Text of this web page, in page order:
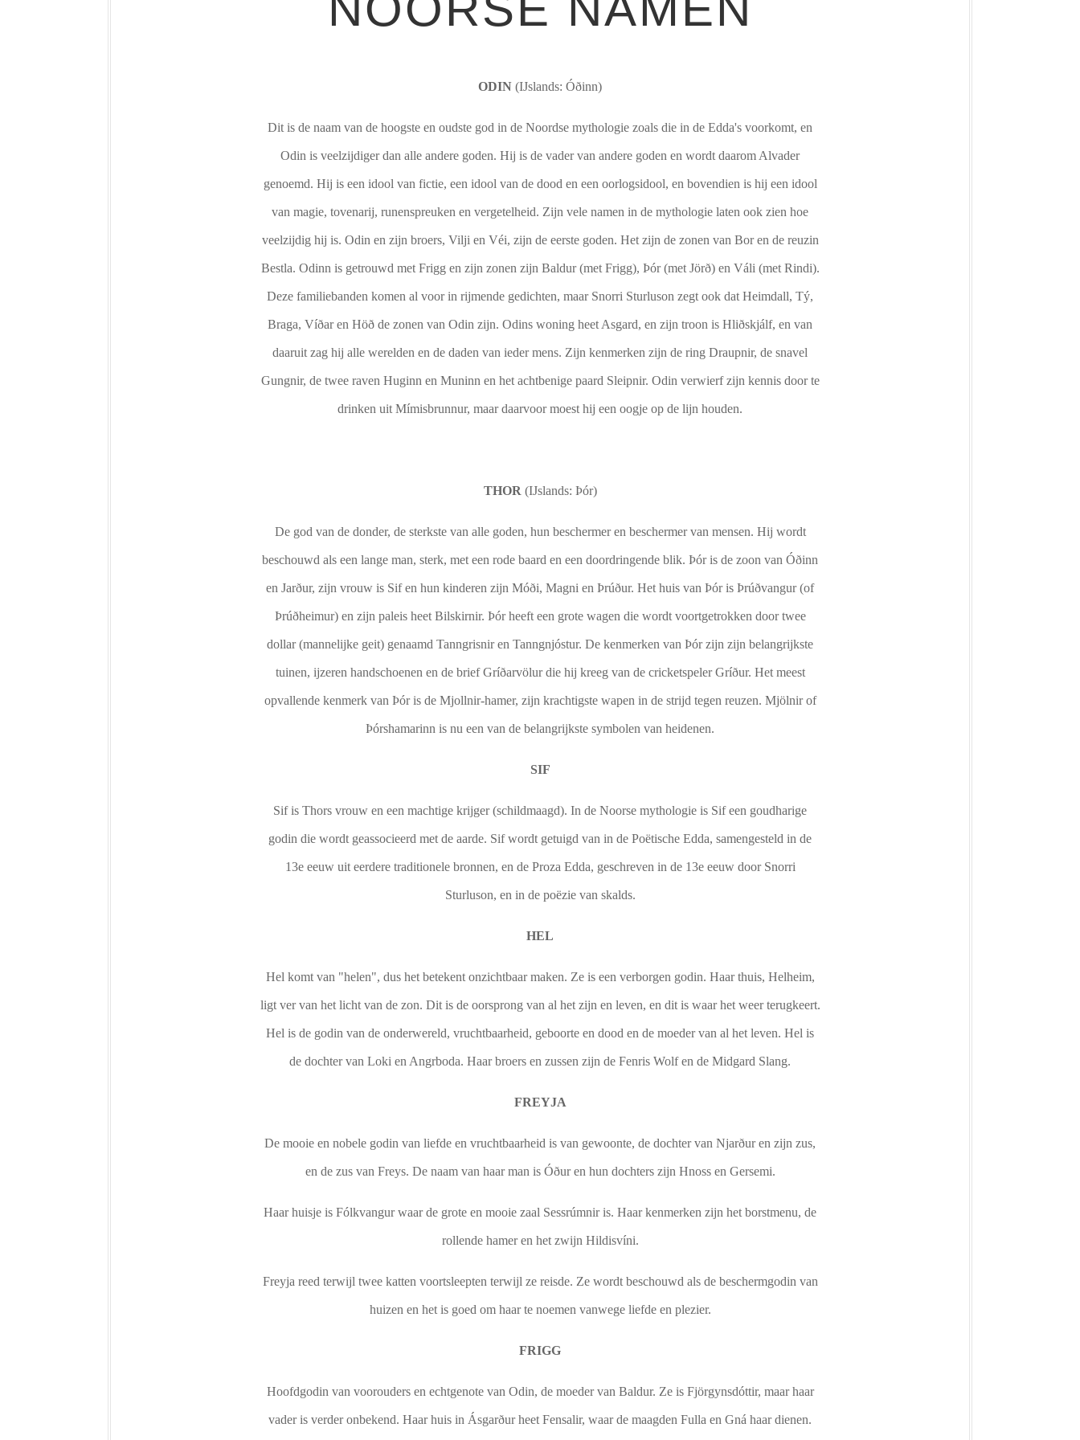
ODIN (IJslands: Óðinn)
Dit is de naam van de hoogste en oudste god in de Noordse mythologie zoals die in de Edda's voorkomt, en
Odin is veelzijdiger dan alle andere goden. Hij is de vader van andere goden en wordt daarom Alvader
genoemd. Hij is een idool van fictie, een idool van de dood en een oorlogsidool, en bovendien is hij een idool
van magie, tovenarij, runenspreuken en vergetelheid. Zijn vele namen in de mythologie laten ook zien hoe
veelzijdig hij is. Odin en zijn broers, Vilji en Véi, zijn de eerste goden. Het zijn de zonen van Bor en de reuzin
Bestla. Odinn is getrouwd met Frigg en zijn zonen zijn Baldur (met Frigg), Þór (met Jörð) en Váli (met Rindi).
Deze familiebanden komen al voor in rijmende gedichten, maar Snorri Sturluson zegt ook dat Heimdall, Tý,
Braga, Víðar en Höð de zonen van Odin zijn. Odins woning heet Asgard, en zijn troon is Hliðskjálf, en van
daaruit zag hij alle werelden en de daden van ieder mens. Zijn kenmerken zijn de ring Draupnir, de snavel
Gungnir, de twee raven Huginn en Muninn en het achtbenige paard Sleipnir. Odin verwierf zijn kennis door te
drinken uit Mímisbrunnur, maar daarvoor moest hij een oogje op de lijn houden.
THOR (IJslands: Þór)
De god van de donder, de sterkste van alle goden, hun beschermer en beschermer van mensen. Hij wordt
beschouwd als een lange man, sterk, met een rode baard en een doordringende blik. Þór is de zoon van Óðinn
en Jarður, zijn vrouw is Sif en hun kinderen zijn Móði, Magni en Þrúður. Het huis van Þór is Þrúðvangur (of
Þrúðheimur) en zijn paleis heet Bilskirnir. Þór heeft een grote wagen die wordt voortgetrokken door twee
dollar (mannelijke geit) genaamd Tanngrisnir en Tanngnjóstur. De kenmerken van Þór zijn zijn belangrijkste
tuinen, ijzeren handschoenen en de brief Gríðarvölur die hij kreeg van de cricketspeler Gríður. Het meest
opvallende kenmerk van Þór is de Mjollnir-hamer, zijn krachtigste wapen in de strijd tegen reuzen. Mjölnir of
Þórshamarinn is nu een van de belangrijkste symbolen van heidenen.
SIF
Sif is Thors vrouw en een machtige krijger (schildmaagd). In de Noorse mythologie is Sif een goudharige
godin die wordt geassocieerd met de aarde. Sif wordt getuigd van in de Poëtische Edda, samengesteld in de
13e eeuw uit eerdere traditionele bronnen, en de Proza Edda, geschreven in de 13e eeuw door Snorri
Sturluson, en in de poëzie van skalds.
HEL
Hel komt van "helen", dus het betekent onzichtbaar maken. Ze is een verborgen godin. Haar thuis, Helheim,
ligt ver van het licht van de zon. Dit is de oorsprong van al het zijn en leven, en dit is waar het weer terugkeert.
Hel is de godin van de onderwereld, vruchtbaarheid, geboorte en dood en de moeder van al het leven. Hel is
de dochter van Loki en Angrboda. Haar broers en zussen zijn de Fenris Wolf en de Midgard Slang.
FREYJA
De mooie en nobele godin van liefde en vruchtbaarheid is van gewoonte, de dochter van Njarður en zijn zus,
en de zus van Freys. De naam van haar man is Óður en hun dochters zijn Hnoss en Gersemi.
Haar huisje is Fólkvangur waar de grote en mooie zaal Sessrúmnir is. Haar kenmerken zijn het borstmenu, de
rollende hamer en het zwijn Hildisvíni.
Freyja reed terwijl twee katten voortsleepten terwijl ze reisde. Ze wordt beschouwd als de beschermgodin van
huizen en het is goed om haar te noemen vanwege liefde en plezier.
FRIGG
Hoofdgodin van voorouders en echtgenote van Odin, de moeder van Baldur. Ze is Fjörgynsdóttir, maar haar
vader is verder onbekend. Haar huis in Ásgarður heet Fensalir, waar de maagden Fulla en Gná haar dienen.